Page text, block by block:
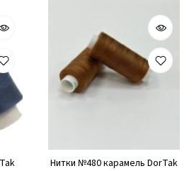
Нитки №480 карамель DorTak